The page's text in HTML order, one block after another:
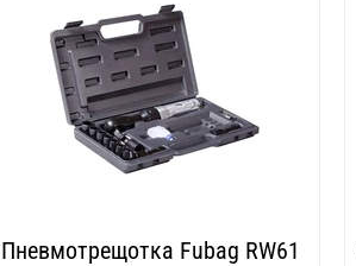
Пневмотрещотка Fubag RW61